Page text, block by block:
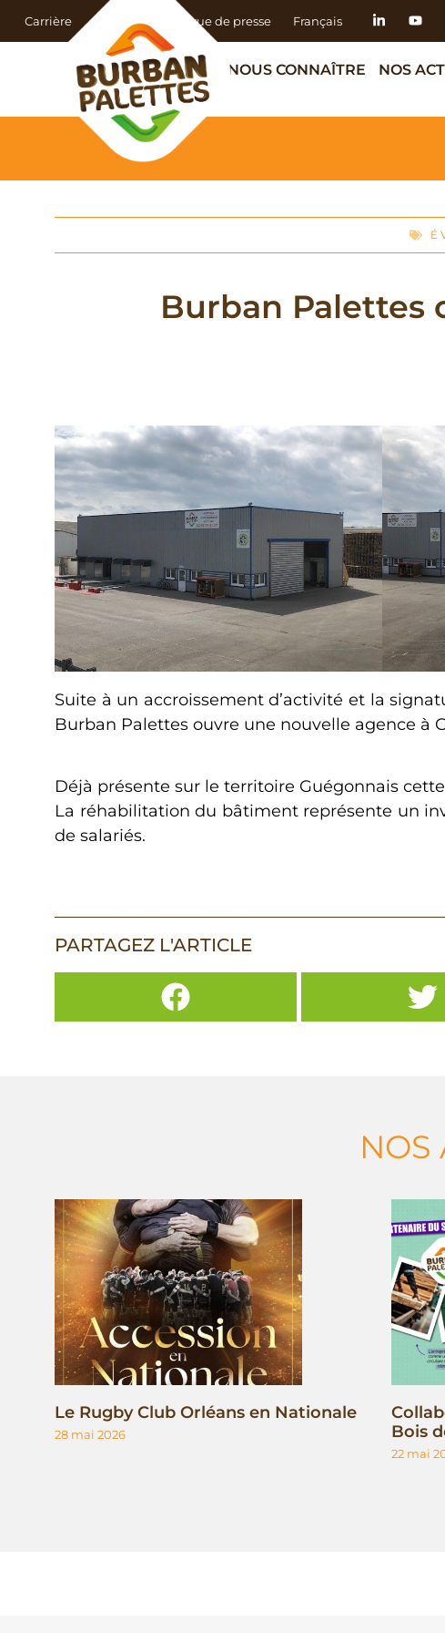
Carrière Actualités Revue de presse Français
NOUS CONNAÎTRE NOS
Burban Palettes
Suite à un accroissement d’activité et la
Burban Palettes ouvre une nouvelle agence à
Déjà présente sur le territoire Guégonnais
La réhabilitation du bâtiment représente un
de salariés.
PARTAGEZ L'ARTICLE
NOS
Le Rugby Club Orléans en Nationale
28 mai 2026
Bois
22 mai